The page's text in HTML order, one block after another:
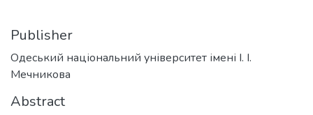
Publisher
Одеський національний університет імені І. І.
Мечникова
Abstract